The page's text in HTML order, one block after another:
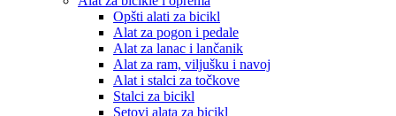
Opšti alati za bicikl
Alat za pogon i pedale
Alat za lanac i lančanik
Alat za ram, viljušku i navoj
Alat i stalci za točkove
Stalci za bicikl
Setovi alata za bicikl